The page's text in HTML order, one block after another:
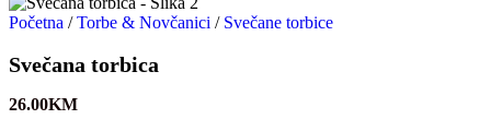
Početna / Torbe & Novčanici / Svečane torbice
Svečana torbica
26.00KM